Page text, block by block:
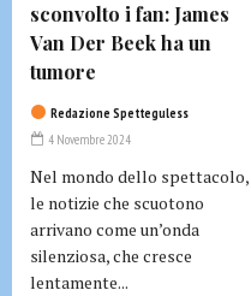
sconvolto i fan: James
Van Der Beek ha un
tumore
Redazione Spetteguless
4 Novembre 2024
Nel mondo dello spettacolo,
le notizie che scuotono
arrivano come un’onda
silenziosa, che cresce
lentamente...